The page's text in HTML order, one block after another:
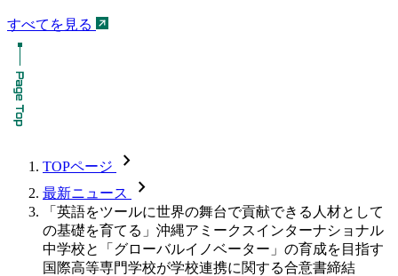
すべてを見る
TOPページ chevron_forward
最新ニュース chevron_forward
「英語をツールに世界の舞台で貢献できる人材として
の基礎を育てる」沖縄アミークスインターナショナル
中学校と「グローバルイノベーター」の育成を目指す
国際高等専門学校が学校連携に関する合意書締結